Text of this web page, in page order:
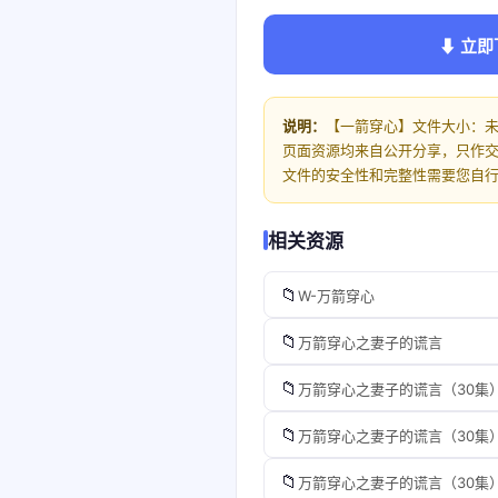
⬇ 立即
说明：
【一箭穿心】文件大小
页面资源均来自公开分享，只作
文件的安全性和完整性需要您自
相关资源
📁 W-万箭穿心
📁 万箭穿心之妻子的谎言
📁 万箭穿心之妻子的谎言（30集
📁 万箭穿心之妻子的谎言（30集
📁 万箭穿心之妻子的谎言（30集